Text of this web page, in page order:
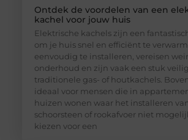
Ontdek de voordelen van een
kachel voor jouw huis
Elektrische kachels zijn een
om je huis snel en efficiënt te
eenvoudig te installeren, vereisen
onderhoud en zijn vaak een stuk
traditionele gas- of houtkachels.
ideaal voor mensen die in
huizen wonen waar het installeren
schoorsteen of rookafvoer niet
kiezen voor een